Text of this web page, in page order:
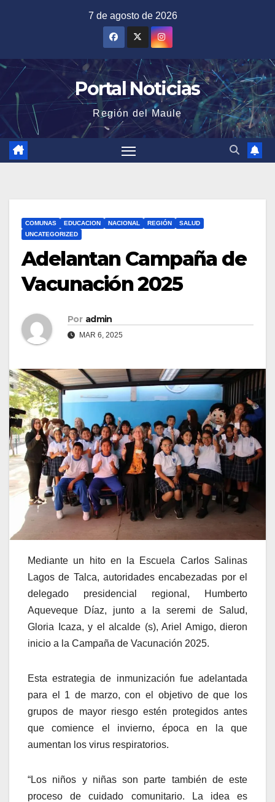
7 de agosto de 2026
Portal Noticias
Región del Maule
COMUNAS EDUCACION NACIONAL REGIÓN
SALUD
UNCATEGORIZED
Adelantan Campaña de
Vacunación 2025
Por admin
MAR 6, 2025
Mediante un hito en la Escuela Carlos Salinas
Lagos de Talca, autoridades encabezadas por el
delegado presidencial regional, Humberto
Aqueveque Díaz, junto a la seremi de Salud,
Gloria Icaza, y el alcalde (s), Ariel Amigo, dieron
inicio a la Campaña de Vacunación 2025.
Esta estrategia de inmunización fue adelantada
para el 1 de marzo, con el objetivo de que los
grupos de mayor riesgo estén protegidos antes
que comience el invierno, época en la que
aumentan los virus respiratorios.
“Los niños y niñas son parte también de este
proceso de cuidado comunitario. La idea es